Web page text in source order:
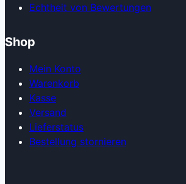
Echtheit von Bewertungen
Shop
Mein Konto
Warenkorb
Kasse
Versand
Lieferstatus
Bestellung stornieren